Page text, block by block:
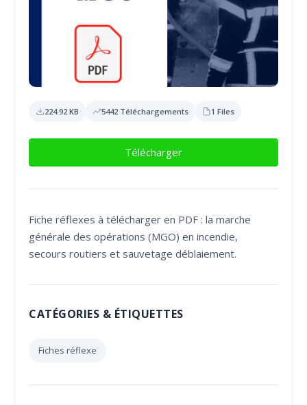
224.92 KB 5442 Téléchargements 1 Files
Télécharger
Fiche réflexes à télécharger en PDF : la marche
générale des opérations (MGO) en incendie,
secours routiers et sauvetage déblaiement.
CATÉGORIES & ÉTIQUETTES
Fiches réflexe